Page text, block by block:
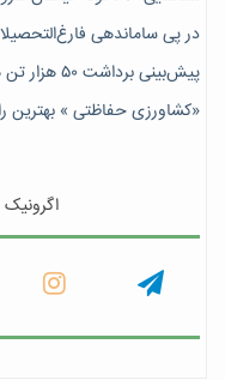
در پی ساماندهی
پیش‎‌بینی برداشت ۵۰ هزار تن هلو از باغات چهارمحال و بختیاری
«کشاورزی حفاظتی » بهترین